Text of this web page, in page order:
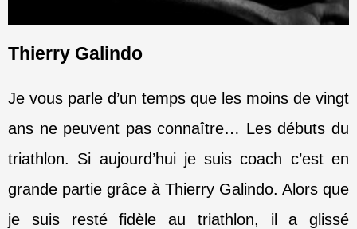
Thierry Galindo
Je vous parle d’un temps que les moins de vingt
ans ne peuvent pas connaître… Les débuts du
triathlon. Si aujourd’hui je suis coach c’est en
grande partie grâce à Thierry Galindo. Alors que
je suis resté fidèle au triathlon, il a glissé